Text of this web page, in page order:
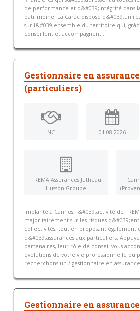
de performance et d&#039;intégrité dans
patrimoine. La Carac dispose d&#039;un
sur l&#039;ensemble du territoire qui,
conseillent et accompagnent...
Gestionnaire en
(particuliers)
NC 01-08-2026
FREMA Assurances Jutheau
Husson Groupe
Implanté à Cannes, l&#039;activité de
majoritairement sur les risques
collectivités, tout en proposant également
d&#039;assurances aux particuliers.
partenaires, leur rôle de conseil vous
évolutions de votre vie professionnelle ou
recherchons un / gestionnaire en
Gestionnaire en